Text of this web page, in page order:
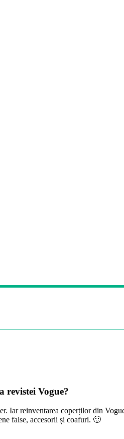
revistei Vogue?
Iar reinventarea coperților din
false, accesorii și coafuri. 🙂